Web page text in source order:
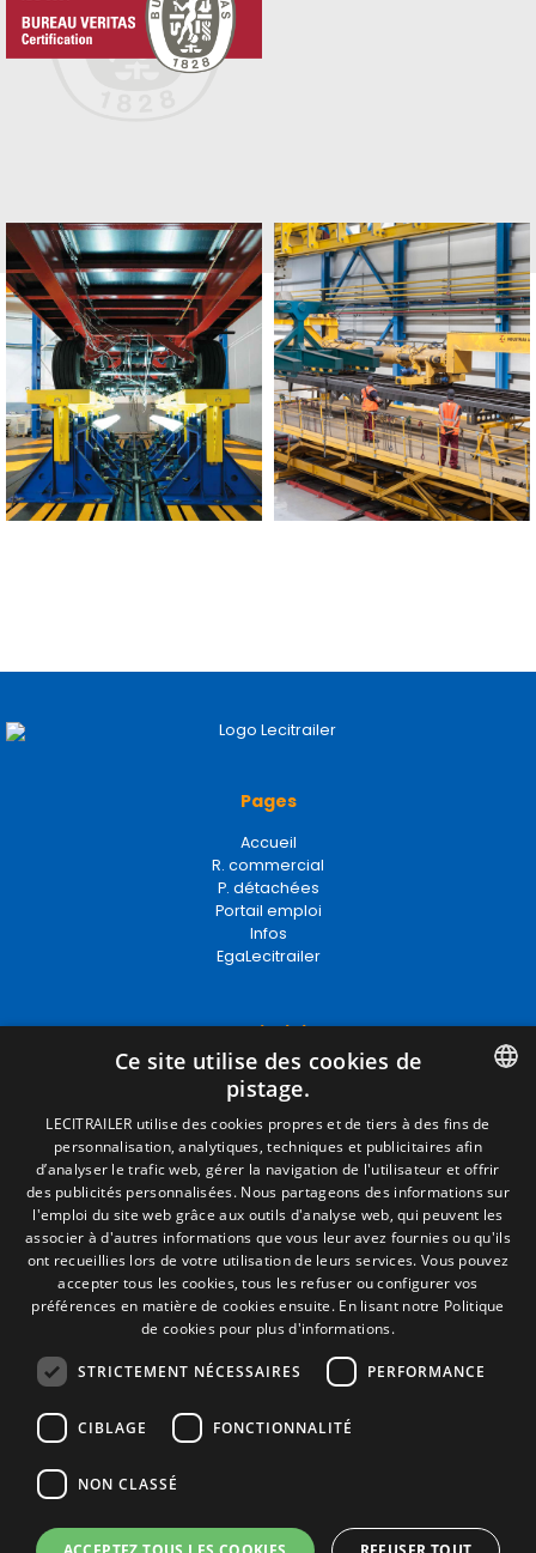
Pages
Accueil
R. commercial
P. détachées
Portail emploi
Infos
EgaLecitrailer
Termes juridiques
Mentions Légales
Politique de Confidentialité
Politique de Cookies
Conditions générales de vente
Gérer les cookies
Contact
Camino de los Huertos, S/N. Apdo 100
50620 - Casetas (Zaragoza) SPAIN
+(34) 976 462 121
SPANISH
ENGLISH
FRENCH
ITALIAN
PORTUGUESE
Ce site utilise des cookies de
pistage.
LECITRAILER utilise des cookies propres et de tiers à des fins de
personnalisation, analytiques, techniques et publicitaires afin
d’analyser le trafic web, gérer la navigation de l'utilisateur et offrir
des publicités personnalisées. Nous partageons des informations sur
l'emploi du site web grâce aux outils d'analyse web, qui peuvent les
associer à d'autres informations que vous leur avez fournies ou qu'ils
ont recueillies lors de votre utilisation de leurs services. Vous pouvez
accepter tous les cookies, tous les refuser ou configurer vos
préférences en matière de cookies ensuite. En lisant notre Politique
de cookies pour plus d'informations.
STRICTEMENT NÉCESSAIRES PERFORMANCE
CIBLAGE FONCTIONNALITÉ
NON CLASSÉ